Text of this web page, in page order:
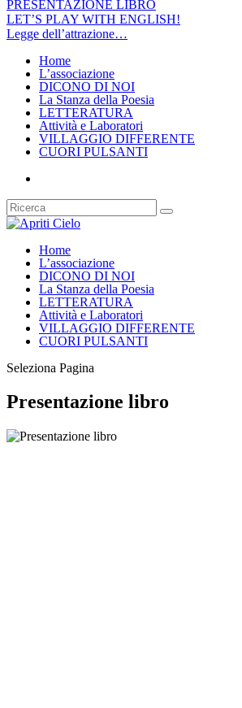
PRESENTAZIONE LIBRO
LET’S PLAY WITH ENGLISH!
Legge dell’attrazione…
Home
L’associazione
DICONO DI NOI
La Stanza della Poesia
LETTERATURA
Attività e Laboratori
VILLAGGIO DIFFERENTE
CUORI PULSANTI
Home
L’associazione
DICONO DI NOI
La Stanza della Poesia
LETTERATURA
Attività e Laboratori
VILLAGGIO DIFFERENTE
CUORI PULSANTI
Seleziona Pagina
Presentazione libro